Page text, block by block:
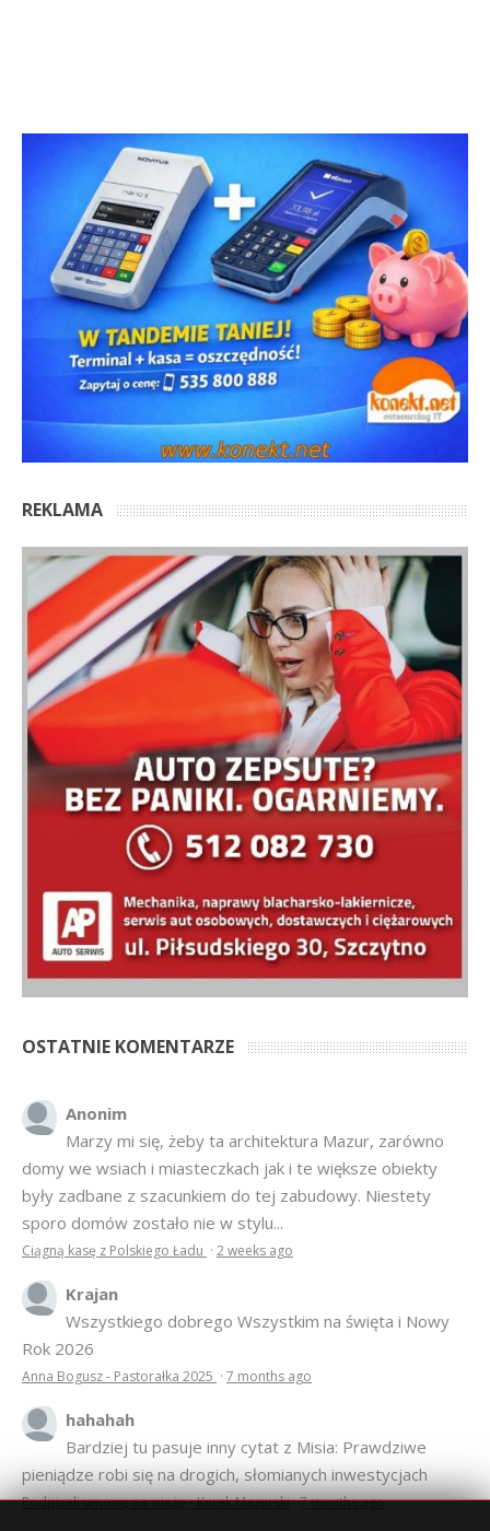
REKLAMA
OSTATNIE KOMENTARZE
Anonim
Marzy mi się, żeby ta architektura Mazur, zarówno
domy we wsiach i miasteczkach jak i te większe obiekty
były zadbane z szacunkiem do tej zabudowy. Niestety
sporo domów zostało nie w stylu...
Ciągną kasę z Polskiego Ładu · 2 weeks ago
Krajan
Wszystkiego dobrego Wszystkim na święta i Nowy
Rok 2026
Anna Bogusz - Pastorałka 2025 · 7 months ago
hahahah
Bardziej tu pasuje inny cytat z Misia: Prawdziwe
pieniądze robi się na drogich, słomianych inwestycjach
Podpisali umowę na wieżę - Kurek Mazurski·7 months ago